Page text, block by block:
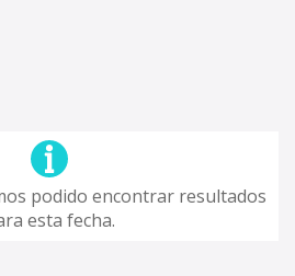
podido encontrar resultados
esta fecha.